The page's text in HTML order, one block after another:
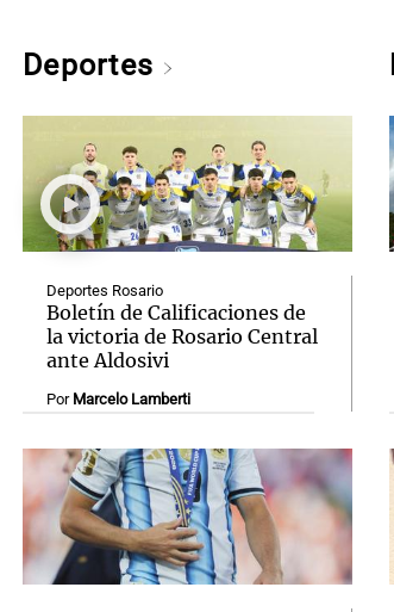
Deportes
Deportes Rosario
Boletín de Calificaciones de
la victoria de Rosario Central
ante Aldosivi
Por Marcelo Lamberti